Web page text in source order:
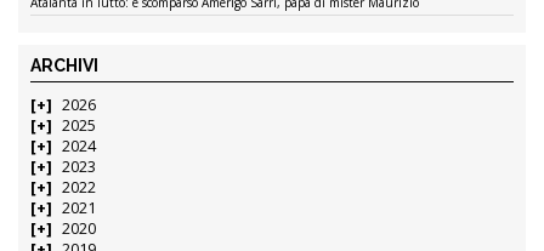
ARCHIVI
2026
2025
2024
2023
2022
2021
2020